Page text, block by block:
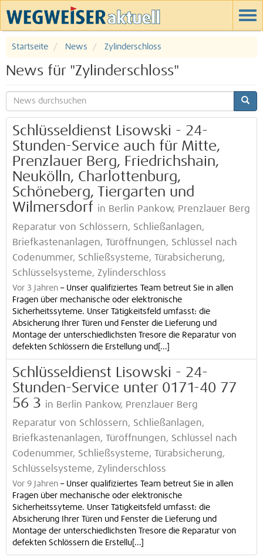
Startseite News Zylinderschloss
News für "Zylinderschloss"
Schlüsseldienst Lisowski - 24-
Stunden-Service auch für Mitte,
Prenzlauer Berg, Friedrichshain,
Neukölln, Charlottenburg,
Schöneberg, Tiergarten und
Wilmersdorf in Berlin Pankow, Prenzlauer Berg
Reparatur von Schlössern, Schließanlagen,
Briefkastenanlagen, Türöffnungen, Schlüssel nach
Codenummer, Schließsysteme, Türabsicherung,
Schlüsselsysteme, Zylinderschloss
Vor 3 Jahren – Unser qualifiziertes Team betreut Sie in allen
Fragen über mechanische oder elektronische
Sicherheitssyteme. Unser Tätigkeitsfeld umfasst: die
Absicherung Ihrer Türen und Fenster die Lieferung und
Montage der unterschiedlichsten Tresore die Reparatur von
defekten Schlössern die Erstellung und[...]
Schlüsseldienst Lisowski - 24-
Stunden-Service unter 0171-40 77
56 3 in Berlin Pankow, Prenzlauer Berg
Reparatur von Schlössern, Schließanlagen,
Briefkastenanlagen, Türöffnungen, Schlüssel nach
Codenummer, Schließsysteme, Türabsicherung,
Schlüsselsysteme, Zylinderschloss
Vor 9 Jahren – Unser qualifiziertes Team betreut Sie in allen
Fragen über mechanische oder elektronische
Sicherheitssyteme. Unser Tätigkeitsfeld umfasst: die
Absicherung Ihrer Türen und Fenster die Lieferung und
Montage der unterschiedlichsten Tresore die Reparatur von
defekten Schlössern die Erstellu[...]